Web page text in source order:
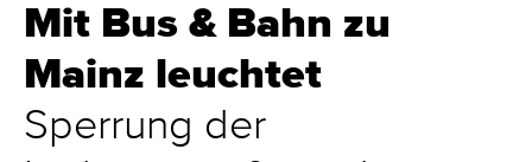
Mit Bus & Bahn zu
Mainz leuchtet
Sperrung der